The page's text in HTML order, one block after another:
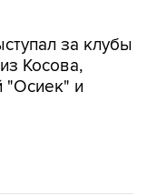
за клубы
Косова,
"Осиек" и